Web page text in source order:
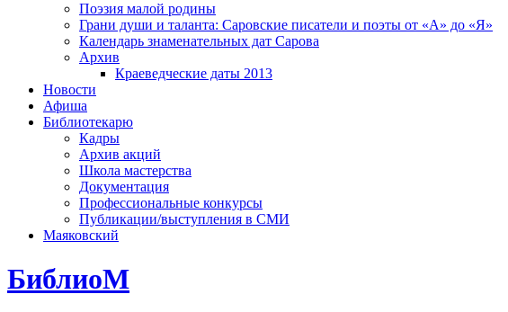
Поэзия малой родины
Грани души и таланта: Саровские писатели и поэты от «А» до «Я»
Календарь знаменательных дат Сарова
Архив
Краеведческие даты 2013
Новости
Афиша
Библиотекарю
Кадры
Архив акций
Школа мастерства
Документация
Профессиональные конкурсы
Публикации/выступления в СМИ
Маяковский
БиблиоМ